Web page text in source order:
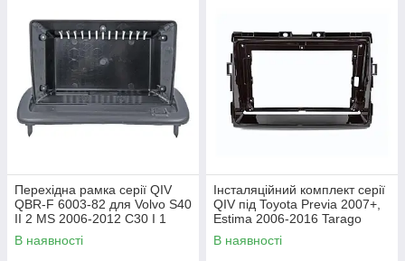
Перехідна рамка серії QIV
QBR-F 6003-82 для Volvo S40
II 2 MS 2006-2012 C30 I 1
2006-2013 C70 II 2 2004-2010
9 дюймів
В наявності
Інсталяційний комплект серії
QIV під Toyota Previa 2007+,
Estima 2006-2016 Tarago
2007-2016 (W1) 9 дюймів
В наявності